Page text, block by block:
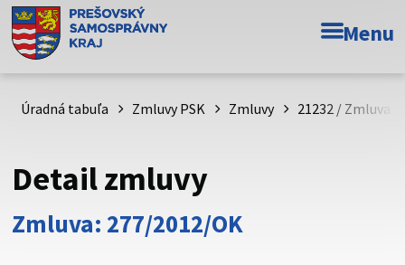
Doména psk.sk je oficiálna
Toto je oficiálna webová stránka Prešovského
psk.sk.
Buďte pozorní a vždy sa uistite, že zdieľate informácie iba
cez zabezpečenú webovú stránku. Zabezpečená stránka
vždy začína https:// pred názvom domény webového sídla.
Menu
Úradná tabuľa Zmluvy PSK Zmluvy 21232 / Zmluva
Detail zmluvy
Zmluva: 277/2012/OK